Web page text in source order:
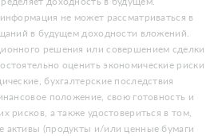
не может рассматриваться в
в будущем доходности вложений.
решения или совершением сделки
оценить экономические риски
бухгалтерские последствия
положение, свою готовность и
рисков, а также удостовериться в том,
активы (продукты и/или ценные бумаги